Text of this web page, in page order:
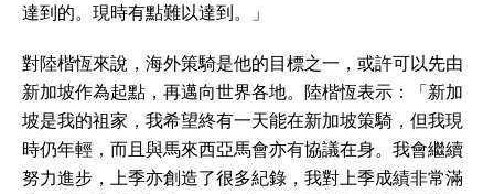
達到的。現時有點難以達到。」
對陸楷恆來說，海外策騎是他的目標之一，或許可以先由
新加坡作為起點，再邁向世界各地。陸楷恆表示：「新加
坡是我的祖家，我希望終有一天能在新加坡策騎，但我現
時仍年輕，而且與馬來西亞馬會亦有協議在身。我會繼續
努力進步，上季亦創造了很多紀錄，我對上季成績非常滿